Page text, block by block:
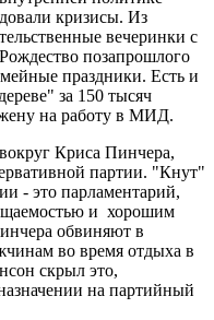
кризисы. Из
вечеринки с
позапрошлого
праздники. Есть и
за 150 тысяч
на работу в МИД.
Криса Пинчера,
партии. "Кнут"
- это парламентарий,
и хорошим
обвиняют в
во время отдыха в
скрыл это,
на партийный